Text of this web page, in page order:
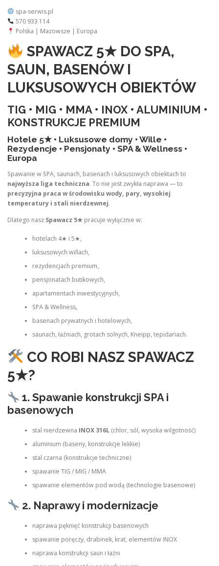
spa-serwis.pl
570 933 114
Polska | Mazowsze | Europa
SPAWACZ 5★ DO SPA,
SAUN, BASENÓW I
LUKSUSOWYCH OBIEKTÓW
TIG • MIG • MMA • INOX • ALUMINIUM •
KONSTRUKCJE PREMIUM
Hotele 5★ • Luksusowe domy • Wille •
Rezydencje • Pensjonaty • SPA & Wellness •
Europa
Spawanie w SPA, saunach, basenach i luksusowych obiektach to
najwyższa liga techniczna. To nie jest zwykła naprawa — to
precyzyjna praca w środowisku wody, pary, wysokiej
temperatury i stali nierdzewnej.
Dlatego nasz Spawacz 5★ pracuje wyłącznie w:
hotelach 4★ i 5★,
luksusowych willach,
rezydencjach premium,
pensjonatach butikowych,
apartamentach inwestycyjnych,
SPA & Wellness,
basenach prywatnych i hotelowych,
saunach, łaźniach, grotach solnych, Kneipp, tepidariach.
CO ROBI NASZ SPAWACZ
5★?
1. Spawanie konstrukcji SPA i
basenowych
stal nierdzewna INOX 316L(chlor, sól, wysoka wilgotność)
aluminium (baseny, konstrukcje lekkie)
stal czarna (konstrukcje techniczne)
spawanie TIG / MIG / MMA
spawanie elementów pod wodą (technologie basenowe)
2. Naprawy i modernizacje
naprawa pęknięć konstrukcji basenowych
spawanie poręczy, drabinek, krat, elementów INOX
naprawa konstrukcji saun i łaźni